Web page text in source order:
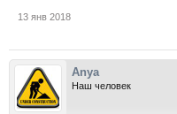
13 янв 2018
Anya
Наш человек